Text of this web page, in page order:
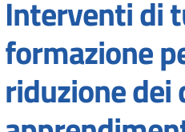
Interventi di
formazione
riduzione dei